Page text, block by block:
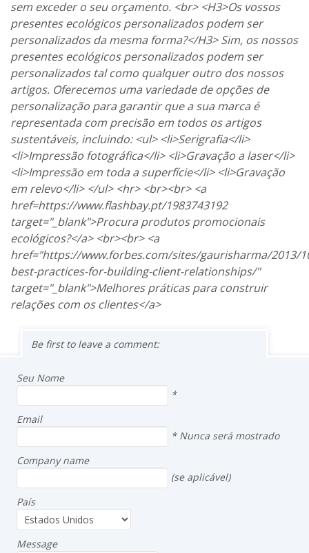
Be first to leave a comment:
Seu Nome
*
Email
* Nunca será mostrado
Company name
(se aplicável)
País
Message